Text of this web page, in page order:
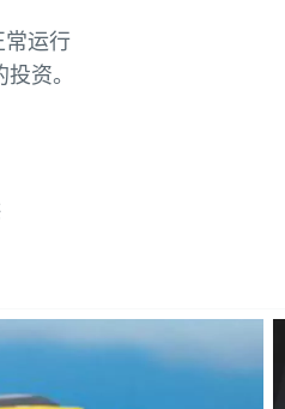
运行
资。